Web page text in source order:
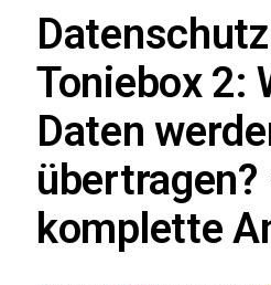
Toniebox 2:
Daten
übertragen?
komplette